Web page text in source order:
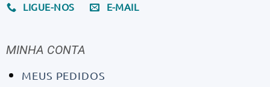
LIGUE-NOS E-MAIL
MINHA CONTA
MEUS PEDIDOS